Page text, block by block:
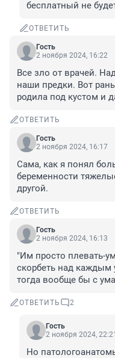
бесплатный не
ОТВЕТИТЬ
Гость
2 ноября 2024, 16:22
Все зло от врачей.
наши предки. Вот
родила под кустом и
ОТВЕТИТЬ
Гость
2 ноября 2024, 16:17
Сама, как я понял
беременности
другой.
ОТВЕТИТЬ
Гость
2 ноября 2024, 16:13
"Им просто плевать-
скорбеть над
тогда вообще бы с
ОТВЕТИТЬ 2
Гость
2 ноября 2024, 22:21
Но